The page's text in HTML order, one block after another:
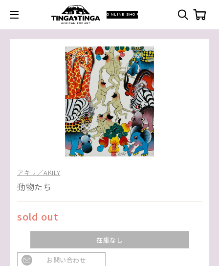
ONLINE SHOP
アキリ／AKILY
動物たち
sold out
在庫なし
お問い合わせ